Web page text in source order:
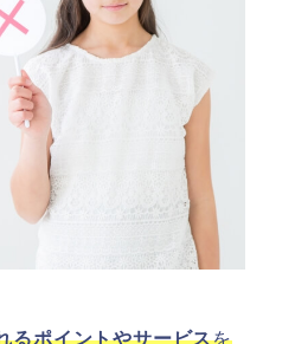
るポイントやサービスを